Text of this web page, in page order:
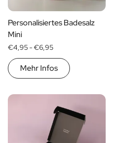
Uber Uns
Bewertungen
Blog
Kontakt
Personalisiertes Badesalz
Mini
€4,95 -€6,95
Mehr Infos